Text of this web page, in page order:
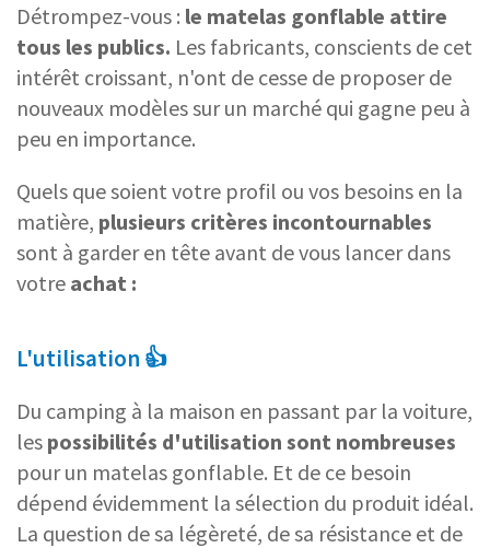
Détrompez-vous : le matelas gonflable attire
tous les publics. Les fabricants, conscients de cet
intérêt croissant, n'ont de cesse de proposer de
nouveaux modèles sur un marché qui gagne peu à
peu en importance.
Quels que soient votre profil ou vos besoins en la
matière, plusieurs critères incontournables
sont à garder en tête avant de vous lancer dans
votre achat :
L'utilisation 👍
Du camping à la maison en passant par la voiture,
les possibilités d'utilisation sont nombreuses
pour un matelas gonflable. Et de ce besoin
dépend évidemment la sélection du produit idéal.
La question de sa légèreté, de sa résistance et de